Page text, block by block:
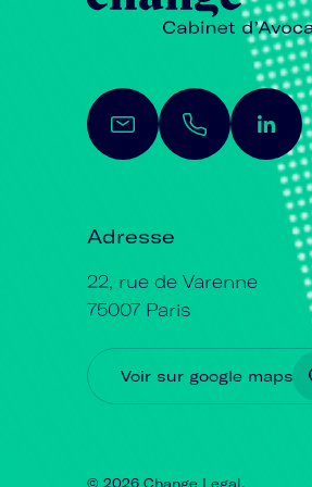
Adresse
22, rue de Varenne
75007 Paris
Voir sur google maps
© 2026 Change Legal.